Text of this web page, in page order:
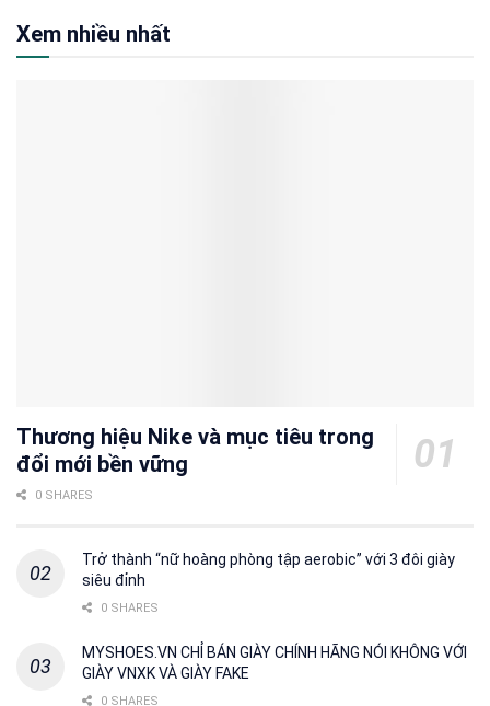
Xem nhiều nhất
Thương hiệu Nike và mục tiêu trong
đổi mới bền vững
0 SHARES
Trở thành “nữ hoàng phòng tập aerobic” với 3 đôi giày
siêu đỉnh
0 SHARES
MYSHOES.VN CHỈ BÁN GIÀY CHÍNH HÃNG NÓI KHÔNG VỚI
GIÀY VNXK VÀ GIÀY FAKE
0 SHARES